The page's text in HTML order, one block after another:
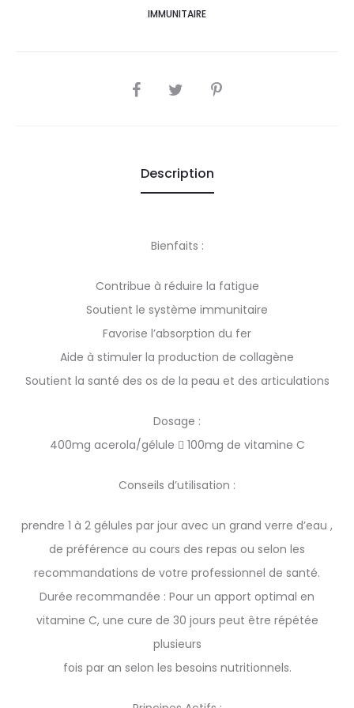
IMMUNITAIRE
SHARE
Description
Bienfaits :
Contribue à réduire la fatigue
Soutient le système immunitaire
Favorise l’absorption du fer
Aide à stimuler la production de collagène
Soutient la santé des os de la peau et des articulations
Dosage :
400mg acerola/gélule  100mg de vitamine C
Conseils d’utilisation :
prendre 1 à 2 gélules par jour avec un grand verre d’eau ,
de préférence au cours des repas ou selon les
recommandations de votre professionnel de santé.
Durée recommandée : Pour un apport optimal en
vitamine C, une cure de 30 jours peut être répétée
plusieurs
fois par an selon les besoins nutritionnels.